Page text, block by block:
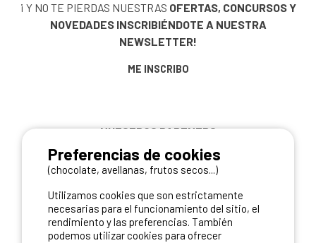
¡ Y NO TE PIERDAS NUESTRAS OFERTAS, CONCURSOS Y
NOVEDADES INSCRIBIÉNDOTE A NUESTRA
NEWSLETTER!
ME INSCRIBO
NUESTROS PARTNERS
Preferencias de cookies
(chocolate, avellanas, frutos secos...)
Utilizamos cookies que son estrictamente
necesarias para el funcionamiento del sitio, el
rendimiento y las preferencias. También
podemos utilizar cookies para ofrecer